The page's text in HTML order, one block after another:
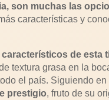
son muchas las
características y
de esta
textura grasa en la
el país. Siguiendo
prestigio, fruto de su